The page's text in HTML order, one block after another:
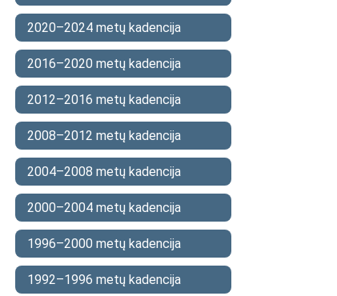
2020–2024 metų kadencija
2016–2020 metų kadencija
2012–2016 metų kadencija
2008–2012 metų kadencija
2004–2008 metų kadencija
2000–2004 metų kadencija
1996–2000 metų kadencija
1992–1996 metų kadencija